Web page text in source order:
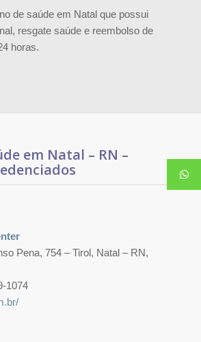
de saúde em Natal que possui
resgate saúde e reembolso de
horas.
em Natal – RN –
Pena, 754 – Tirol, Natal – RN,
1074